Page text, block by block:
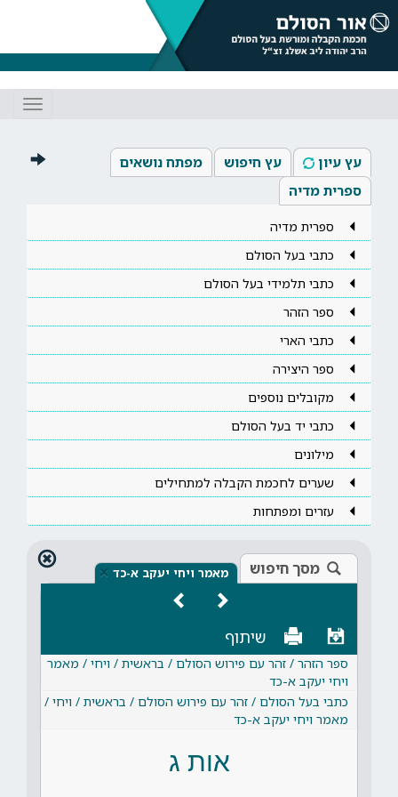
עץ עיון עץ חיפוש
מפתח נושאים
ספרית מדיה
ספרית מדיה
כתבי בעל הסולם
כתבי תלמידי בעל הסולם
ספר הזהר
כתבי הארי
ספר היצירה
מקובלים נוספים
כתבי יד בעל הסולם
מילונים
שערים לחכמת הקבלה למתחילים
עזרים ומפתחות
מסך חיפוש מאמר ויחי יעקב א-כד ×
שיתוף
ספר הזהר / זהר עם פירוש הסולם / בראשית / ויחי / מאמר
ויחי יעקב א-כד
כתבי בעל הסולם / זהר עם פירוש הסולם / בראשית / ויחי /
מאמר ויחי יעקב א-כד
אות ג